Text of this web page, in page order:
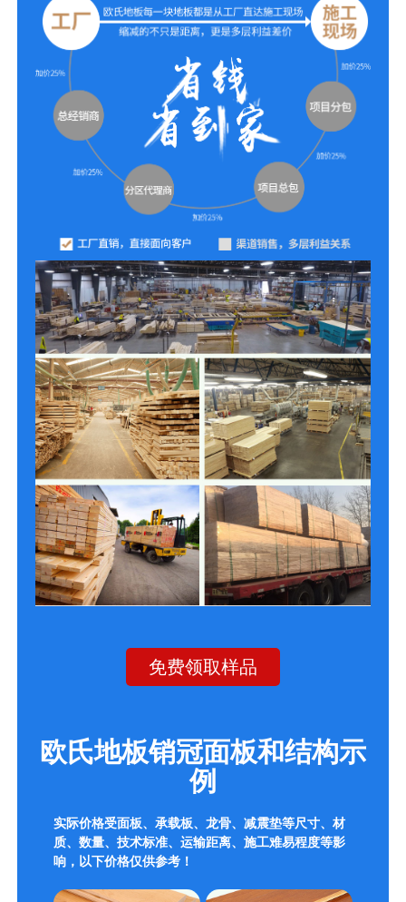
免费领取样品
欧氏地板销冠面板和结构示
例
实际价格受面板、承载板、龙骨、减震垫等尺寸、材
质、数量、技术标准、运输距离、施工难易程度等影
响，以下价格仅供参考！